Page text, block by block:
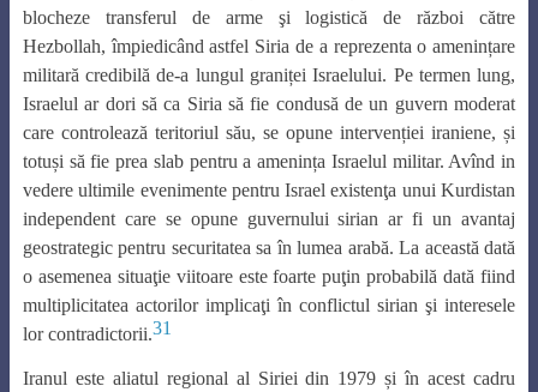
blocheze transferul de arme şi logistică de război către
Hezbollah, împiedicând astfel Siria de a reprezenta o amenințare
militară credibilă de-a lungul graniței Israelului. Pe termen lung,
Israelul ar dori să ca Siria să fie condusă de un guvern moderat
care controlează teritoriul său, se opune intervenției iraniene, și
totuși să fie prea slab pentru a amenința Israelul militar. Avînd in
vedere ultimile evenimente pentru Israel existenţa unui Kurdistan
independent care se opune guvernului sirian ar fi un avantaj
geostrategic pentru securitatea sa în lumea arabă. La această dată
o asemenea situaţie viitoare este foarte puţin probabilă dată fiind
multiplicitatea actorilor implicaţi în conflictul sirian şi interesele
lor contradictorii.31
Iranul este aliatul regional al Siriei din 1979 și în acest cadru